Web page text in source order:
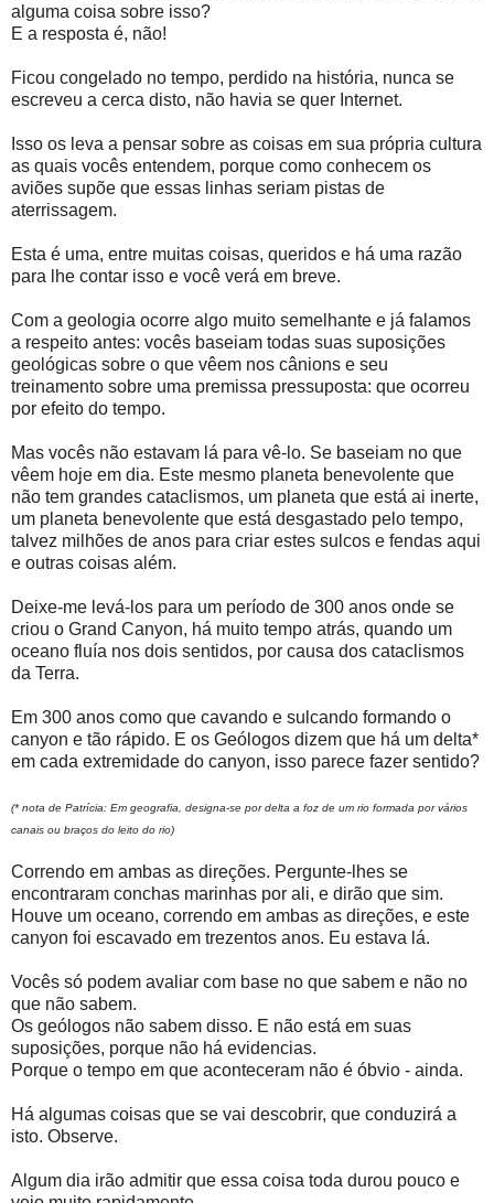
alguma coisa sobre isso?
E a resposta é, não!
Ficou congelado no tempo, perdido na história, nunca se
escreveu a cerca disto, não havia se quer Internet.
Isso os leva a pensar sobre as coisas em sua própria cultura
as quais vocês entendem, porque como conhecem os
aviões supõe que essas linhas seriam pistas de
aterrissagem.
Esta é uma, entre muitas coisas, queridos e há uma razão
para lhe contar isso e você verá em breve.
Com a geologia ocorre algo muito semelhante e já falamos
a respeito antes: vocês baseiam todas suas suposições
geológicas sobre o que vêem nos cânions e seu
treinamento sobre uma premissa pressuposta: que ocorreu
por efeito do tempo.
Mas vocês não estavam lá para vê-lo. Se baseiam no que
vêem hoje em dia. Este mesmo planeta benevolente que
não tem grandes cataclismos, um planeta que está ai inerte,
um planeta benevolente que está desgastado pelo tempo,
talvez milhões de anos para criar estes sulcos e fendas aqui
e outras coisas além.
Deixe-me levá-los para um período de 300 anos onde se
criou o Grand Canyon, há muito tempo atrás, quando um
oceano fluía nos dois sentidos, por causa dos cataclismos
da Terra.
Em 300 anos como que cavando e sulcando formando o
canyon e tão rápido. E os Geólogos dizem que há um delta*
em cada extremidade do canyon, isso parece fazer sentido?
(* nota de Patrícia: Em geografia, designa-se por delta a foz de um rio formada por vários
canais ou braços do leito do rio)
Correndo em ambas as direções. Pergunte-lhes se
encontraram conchas marinhas por ali, e dirão que sim.
Houve um oceano, correndo em ambas as direções, e este
canyon foi escavado em trezentos anos. Eu estava lá.
Vocês só podem avaliar com base no que sabem e não no
que não sabem.
Os geólogos não sabem disso. E não está em suas
suposições, porque não há evidencias.
Porque o tempo em que aconteceram não é óbvio - ainda.
Há algumas coisas que se vai descobrir, que conduzirá a
isto. Observe.
Algum dia irão admitir que essa coisa toda durou pouco e